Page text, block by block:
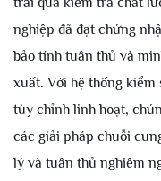
nghiệp đã đạt chứng
bảo tính tuân thủ và
xuất. Với hệ thống kiểm
tùy chỉnh linh hoạt,
các giải pháp chuỗi
lý và tuân thủ nghiêm